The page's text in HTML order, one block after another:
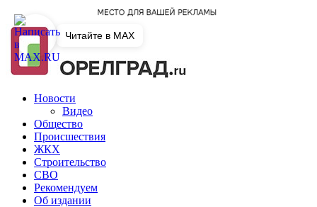
Новости
Видео
Общество
Происшествия
ЖКХ
Строительство
СВО
Рекомендуем
Об издании
Читайте в MAX